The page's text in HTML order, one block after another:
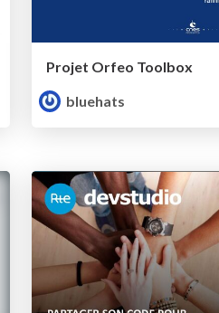
Projet Orfeo Toolbox
bluehats